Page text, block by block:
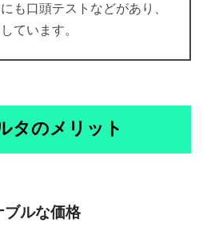
も口頭テストなどがあり、
ています。
タのメリット
ルな価格